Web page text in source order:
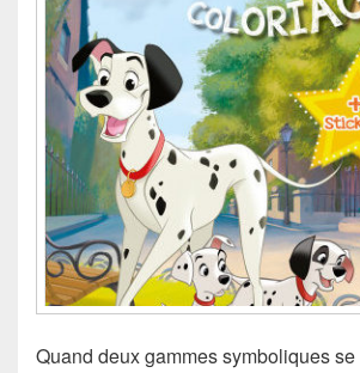
Quand deux gammes symboliques